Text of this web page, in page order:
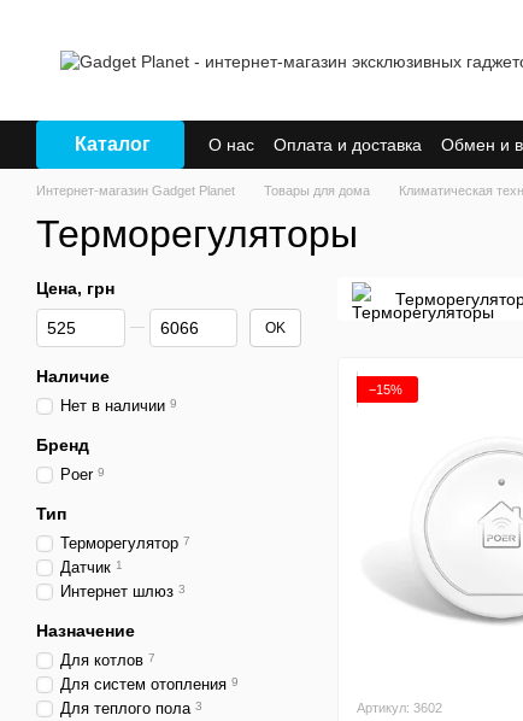
Каталог О нас Оплата и доставка Обмен и
Интернет-магазин Gadget Planet Товары для дома Климатическая
Терморегуляторы
−15%
Артикул: 3602
Цена, грн
От Цена, грн
До Цена, грн OK
Наличие
Нет в наличии 9
Бренд
Poer 9
Тип
Терморегулятор 7
Датчик 1
Интернет шлюз 3
Назначение
Для котлов 7
Для систем отопления 9
Для теплого пола 3